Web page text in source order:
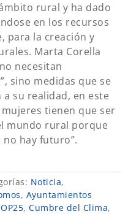
rural y ha dado
en los recursos
para la creación y
Marta Corella
necesitan
sino medidas que se
su realidad, en este
tienen que ser
mundo rural porque
no hay futuro”.
Noticia,
, Ayuntamientos
, Cumbre del Clima,